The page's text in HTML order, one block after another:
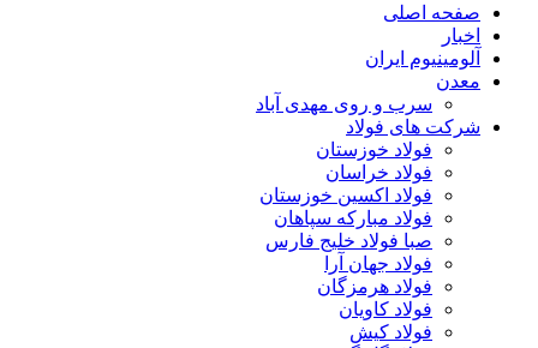
صفحه اصلی
اخبار
آلومینیوم ایران
معدن
سرب و روی مهدی آباد
شرکت های فولاد
فولاد خوزستان
فولاد خراسان
فولاد اکسین خوزستان
فولاد مبارکه سپاهان
صبا فولاد خلیج فارس
فولاد جهان آرا
فولاد هرمزگان
فولاد کاویان
فولاد کیش